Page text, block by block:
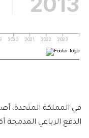
في المملكة المتحدة،
الدفع الرباعي المدمجة